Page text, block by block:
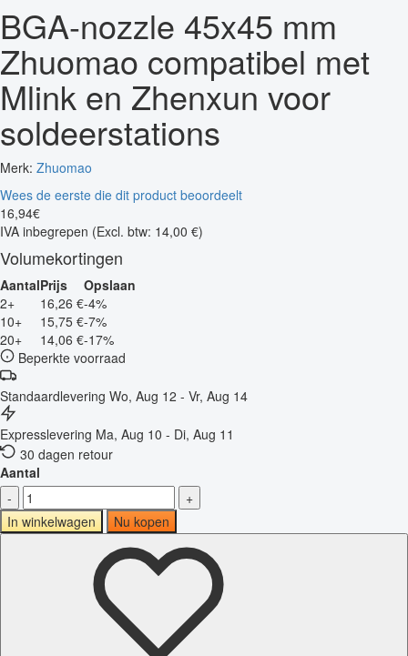
BGA-nozzle 45x45 mm
Zhuomao compatibel met
Mlink en Zhenxun voor
soldeerstations
Merk: Zhuomao
Wees de eerste die dit product beoordeelt
16,94€
IVA inbegrepen (Excl. btw: 14,00 €)
Volumekortingen
AantalPrijs
Opslaan
2+
16,26 €-4%
10+
15,75 €-7%
20+
14,06 €-17%
Beperkte voorraad
Standaardlevering Wo, Aug 12 - Vr, Aug 14
Expresslevering Ma, Aug 10 - Di, Aug 11
30 dagen retour
Aantal
-
+
In winkelwagen
Nu kopen